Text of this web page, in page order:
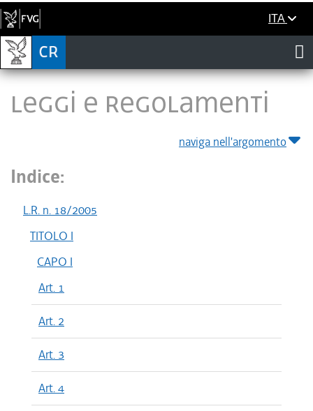
ITA
LEGGI E REGOLAMENTI
naviga nell'argomento
Indice:
L.R. n. 18/2005
TITOLO I
CAPO I
Art. 1
Art. 2
Art. 3
Art. 4